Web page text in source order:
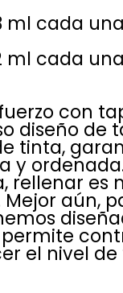
ml cada
ml cada
con
diseño de
tinta,
y
rellenar es
aún,
el nivel